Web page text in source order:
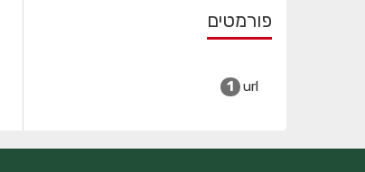
פורמטים
url
1